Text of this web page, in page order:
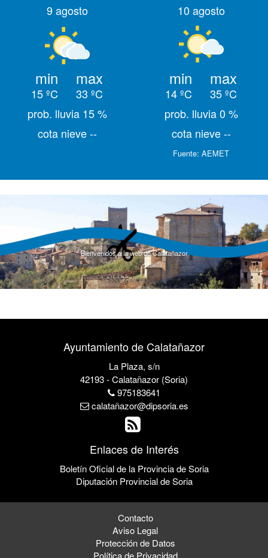
9 agosto
min
15 ºC
max
33 ºC
prob. lluvia 15 %
cota nieve --
10 agosto
min
14 ºC
max
35 ºC
prob. lluvia 0 %
cota nieve --
Fuente: AEMET
Bienvenidos a la web de Calatañazor
Ayuntamiento de Calatañazor
La Plaza, s/n
42193 - Calatañazor (Soria)
975183641
calatañazor@dipsoria.es
Enlaces de Interés
Boletín Oficial de la Provincia de Soria
Diputación Provincial de Soria
Contacto
Aviso Legal
Protección de Datos
Política de Privacidad